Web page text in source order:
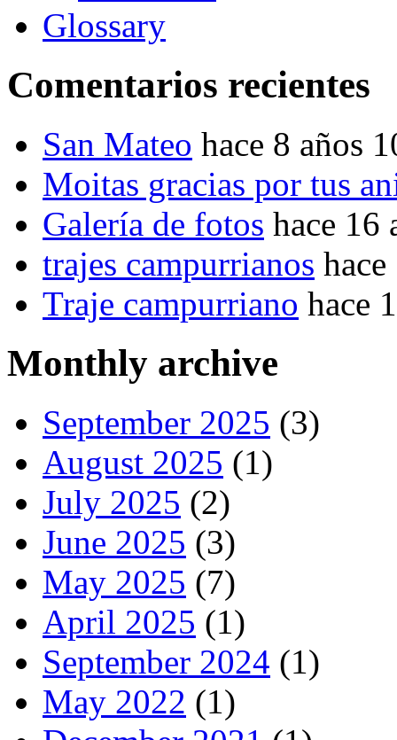
Glossary
Comentarios recientes
San Mateo hace 8 años
Moitas gracias por tus
Galería de fotos hace 16
trajes campurrianos
Traje campurriano hace
Monthly archive
September 2025 (3)
August 2025 (1)
July 2025 (2)
June 2025 (3)
May 2025 (7)
April 2025 (1)
September 2024 (1)
May 2022 (1)